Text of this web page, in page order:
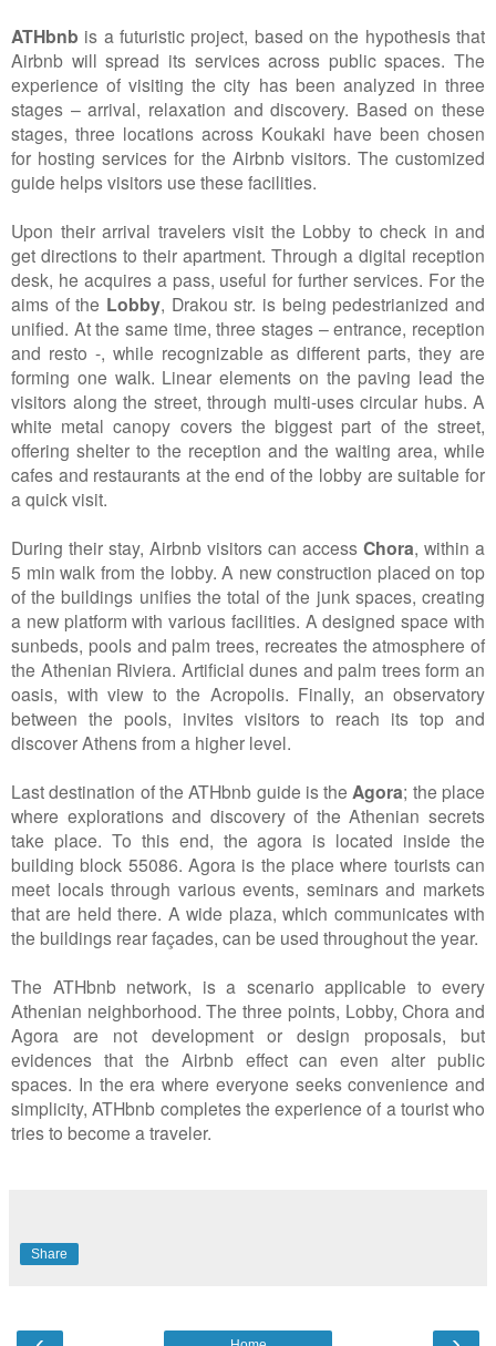
ATHbnb is a futuristic project, based on the hypothesis that
Airbnb will spread its services across public spaces. The
experience of visiting the city has been analyzed in three
stages – arrival, relaxation and discovery. Based on these
stages, three locations across Koukaki have been chosen
for hosting services for the Airbnb visitors. The customized
guide helps visitors use these facilities.
Upon their arrival travelers visit the Lobby to check in and
get directions to their apartment. Through a digital reception
desk, he acquires a pass, useful for further services. For the
aims of the Lobby, Drakou str. is being pedestrianized and
unified. At the same time, three stages – entrance, reception
and resto -, while recognizable as different parts, they are
forming one walk. Linear elements on the paving lead the
visitors along the street, through multi-uses circular hubs. A
white metal canopy covers the biggest part of the street,
offering shelter to the reception and the waiting area, while
cafes and restaurants at the end of the lobby are suitable for
a quick visit.
During their stay, Airbnb visitors can access Chora, within a
5 min walk from the lobby. A new construction placed on top
of the buildings unifies the total of the junk spaces, creating
a new platform with various facilities. A designed space with
sunbeds, pools and palm trees, recreates the atmosphere of
the Athenian Riviera. Artificial dunes and palm trees form an
oasis, with view to the Acropolis. Finally, an observatory
between the pools, invites visitors to reach its top and
discover Athens from a higher level.
Last destination of the ATHbnb guide is the Agora; the place
where explorations and discovery of the Athenian secrets
take place. To this end, the agora is located inside the
building block 55086. Agora is the place where tourists can
meet locals through various events, seminars and markets
that are held there. A wide plaza, which communicates with
the buildings rear façades, can be used throughout the year.
The ATHbnb network, is a scenario applicable to every
Athenian neighborhood. The three points, Lobby, Chora and
Agora are not development or design proposals, but
evidences that the Airbnb effect can even alter public
spaces. In the era where everyone seeks convenience and
simplicity, ATHbnb completes the experience of a tourist who
tries to become a traveler.
Share